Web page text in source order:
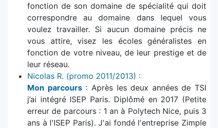
fonction de son domaine de spécialité qui doit
correspondre au domaine dans lequel vous
voulez travailler. Si aucun domaine précis ne
vous attire, visez les écoles généralistes en
fonction de votre niveau, de leur prestige et de
leur réseau.
Nicolas R. (promo 2011/2013) :
Mon parcours: Après les deux années de TSI
j’ai intégré ISEP Paris. Diplômé en 2017 (Petite
erreur de parcours : 1 an à Polytech Nice, puis 3
ans à l'ISEP Paris). J'ai fondé l'entreprise Zimple